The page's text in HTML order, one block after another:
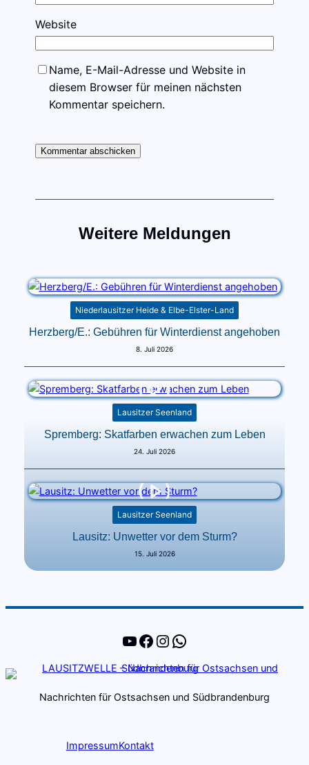
Website
Name, E-Mail-Adresse und Website in
diesem Browser für meinen nächsten
Kommentar speichern.
Weitere Meldungen
Niederlausitzer Heide & Elbe-Elster-Land
Herzberg/E.: Gebühren für Winterdienst angehoben
8. Juli 2026
Lausitzer Seenland
Spremberg: Skatfarben erwachen zum Leben
24. Juli 2026
Lausitzer Seenland
Lausitz: Unwetter vor dem Sturm?
15. Juli 2026
YouTube
Facebook
Instagram
WhatsApp
Nachrichten für Ostsachsen und Südbrandenburg
ImpressumKontakt